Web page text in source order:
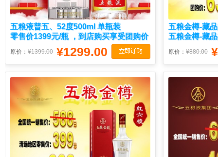
五粮液普五、52度500ml 单瓶装
零售价1399元/瓶 ，到店购买享受团购价
原价： ¥1399.00 ¥1299.00
五粮金樽-藏
五粮金樽-藏
价880元/瓶
ml
原价： ¥880.00